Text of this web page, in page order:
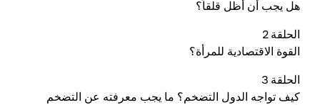
هل يجب أن أظل قلقاً؟
الحلقة 2
القوة الاقتصادية للمرأة؟
الحلقة 3
كيف تواجه الدول التضخم؟ ما يجب معرفته عن التضخم